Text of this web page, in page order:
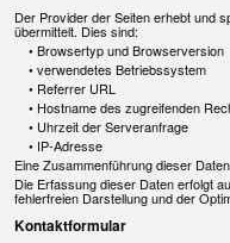
Der Provider der Seiten erhebt und
übermittelt. Dies sind:
Browsertyp und Browserversion
verwendetes Betriebssystem
Referrer URL
Hostname des zugreifenden
Uhrzeit der Serveranfrage
IP-Adresse
Eine Zusammenführung dieser
Die Erfassung dieser Daten erfolgt
fehlerfreien Darstellung und der
Kontaktformular